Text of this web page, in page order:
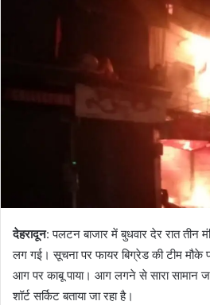
m
देहरादून: पलटन बाजार में बुधवार देर रात
लग गई। सूचना पर फायर बिग्रेड की टीम
आग पर काबू पाया। आग लगने से सारा
शॉर्ट सर्किट बताया जा रहा है।